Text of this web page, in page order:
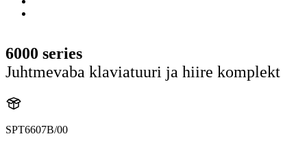
6000 series
Juhtmevaba klaviatuuri ja hiire komplekt
SPT6607B/00